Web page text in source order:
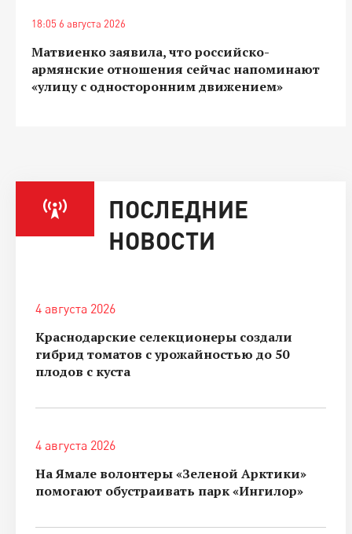
18:05 6 августа 2026
Матвиенко заявила, что российско-
армянские отношения сейчас напоминают
«улицу с односторонним движением»
ПОСЛЕДНИЕ
НОВОСТИ
4 августа 2026
Краснодарские селекционеры создали
гибрид томатов с урожайностью до 50
плодов с куста
4 августа 2026
На Ямале волонтеры «Зеленой Арктики»
помогают обустраивать парк «Ингилор»